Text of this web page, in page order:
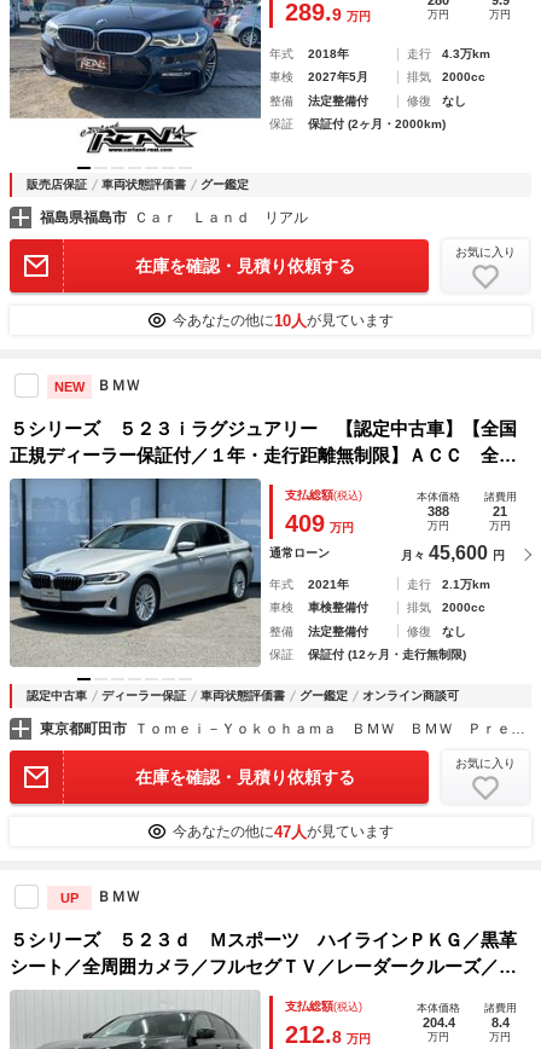
289.9 万円 万円 万円
年式 2018年 走行
4.3万km
車検
2027年5月 排気
2000cc
整備
法定整備付 修復
なし
保証
保証付 (2ヶ月・2000km)
販売店保証 車両状態評価書 グー鑑定
福島県福島市 Ｃａｒ Ｌａｎｄ リアル
在庫を確認・見積り依頼する
お気に入り
今あなたの他に10人が見ています
NEW ＢＭＷ
５シリーズ ５２３ｉラグジュアリー 【認定中古車】【全国
正規ディーラー保証付／１年・走行距離無制限】ＡＣＣ 全方
位カメラ 全周囲ＰＤＣ フルセグＴＶ 純正前後ドライブレ
コーダー 黒革電動シート ヘッドアップディスプレイ 禁煙
車
支払総額(税込)
409 万円
本体価格
388
万円
諸費用
21
万円
通常ローン 月々 45,600 円
年式 2021年 走行
2.1万km
車検
車検整備付 排気
2000cc
整備
法定整備付 修復
なし
保証
保証付 (12ヶ月・走行無制限)
認定中古車 ディーラー保証 車両状態評価書 グー鑑定 オンライン商談可
東京都町田市 Ｔｏｍｅｉ－Ｙｏｋｏｈａｍａ ＢＭＷ ＢＭＷ Ｐｒｅｍｉｕｍ Ｓｅｌｅｃｔｉｏｎ 東名横浜
在庫を確認・見積り依頼する
お気に入り
今あなたの他に47人が見ています
UP ＢＭＷ
５シリーズ ５２３ｄ Ｍスポーツ ハイラインＰＫＧ／黒革
シート／全周囲カメラ／フルセグＴＶ／レーダークルーズ／ブ
ラインドスポット／電動リアゲート／ヘッドアップディスプレ
イ／クリアランスソナー／シートヒーター／
支払総額(税込)
212.8 万円
本体価格
204.4
万円
諸費用
8.4
万円